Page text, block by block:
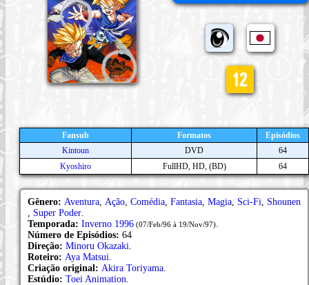
Fansub Formatos
Episódios
Kintoun
DVD
64
Kyoshiro
FullHD, HD, (BD) 64
Gênero: Aventura Ação Comédia Fantasia Magia Sci-Fi
Shounen
Super Poder
Temporada: Inverno 1996 (07/Feb/96 à 19/Nov/97)
Número de Episódios: 64
Direção: Minoru Okazaki
Roteiro: Aya Matsui
Criação original: Akira Toriyama
Estúdio: Toei Animation